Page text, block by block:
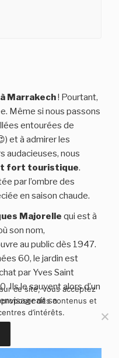
Marrakech! Pourtant,
Même si nous passons
entourées de
et à admirer les
audacieuses, nous
fort touristique.
par l’ombre des
en saison chaude.
Majorelle qui est à
son nom,
au public dès 1947.
60, le jardin est
par Yves Saint
Ils le sauvent alors d’un
sa
ce site, vous acceptez
des contenus et
d’intérêts.